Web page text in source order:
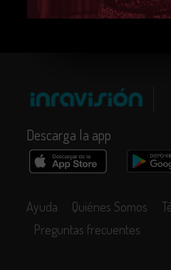
Descarga la app
Ayuda Quiénes Somos
Preguntas frecuentes